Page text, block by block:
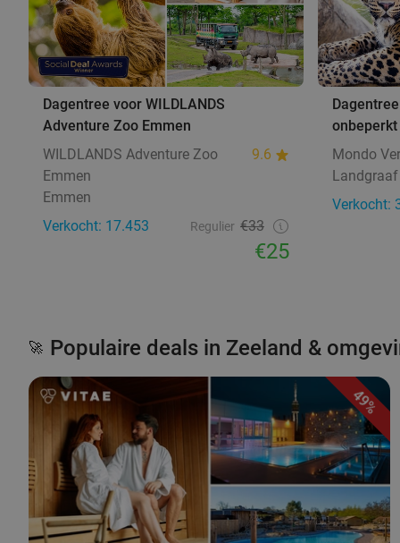
Dagentree voor WILDLANDS
Adventure Zoo Emmen
WILDLANDS Adventure Zoo
Emmen
9.6
Emmen
Verkocht: 17.453
Regulier €33
€25
Mondo
Landgraaf
Verkocht:
🚀 Populaire deals in Zeeland &
49%